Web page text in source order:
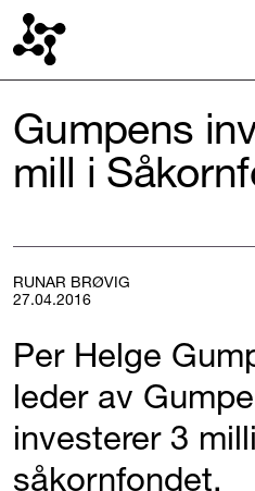
Gumpens
mill i
RUNAR BRØVIG
27.04.2016
Per Helge
leder av
investerer 3
såkornfondet.